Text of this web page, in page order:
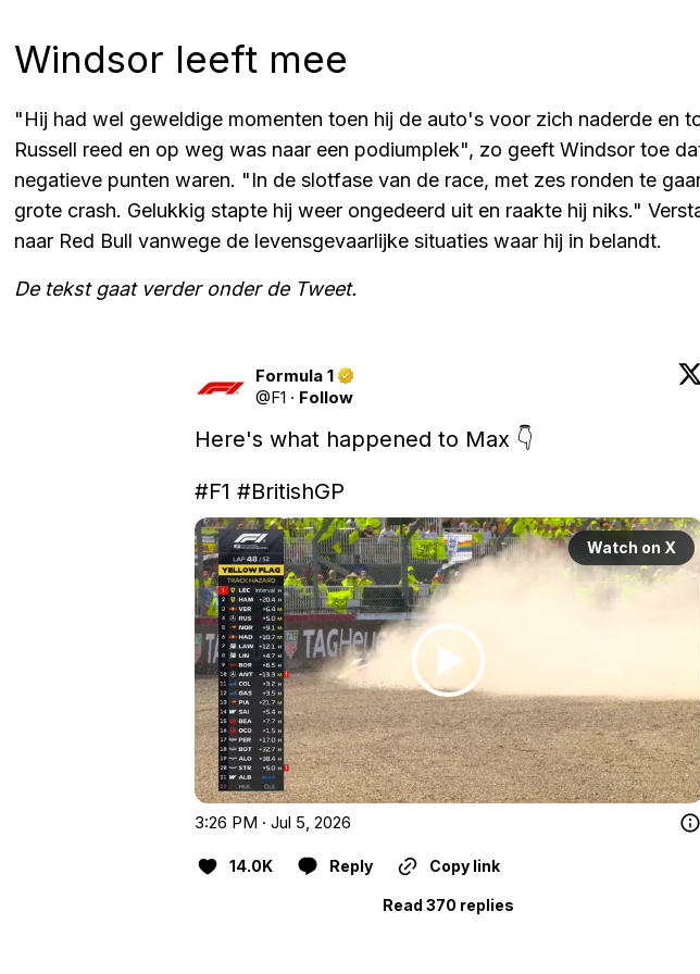
Windsor leeft mee
"Hij had wel geweldige momenten toen hij de auto's voor zich naderde en
Russell reed en op weg was naar een podiumplek", zo geeft Windsor toe
negatieve punten waren. "In de slotfase van de race, met zes ronden te
grote crash. Gelukkig stapte hij weer ongedeerd uit en raakte hij niks."
naar Red Bull vanwege de levensgevaarlijke situaties waar hij in belandt.
De tekst gaat verder onder de Tweet.
Formula 1
@F1 · Follow
Here's what happened to Max 👇
#F1 #BritishGP
Watch on X
3:26 PM · Jul 5, 2026
14.0K Reply Copy link
Read 370 replies